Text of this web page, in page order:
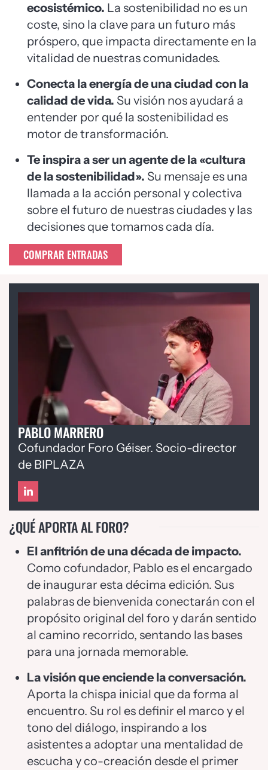
ecosistémico. La sostenibilidad no es un
coste, sino la clave para un futuro más
próspero, que impacta directamente en la
vitalidad de nuestras comunidades.
Conecta la energía de una ciudad con la
calidad de vida. Su visión nos ayudará a
entender por qué la sostenibilidad es
motor de transformación.
Te inspira a ser un agente de la «cultura
de la sostenibilidad». Su mensaje es una
llamada a la acción personal y colectiva
sobre el futuro de nuestras ciudades y las
decisiones que tomamos cada día.
COMPRAR ENTRADAS
PABLO MARRERO
Cofundador Foro Géiser. Socio-director
de BIPLAZA
¿QUÉ APORTA AL FORO?
El anfitrión de una década de impacto.
Como cofundador, Pablo es el encargado
de inaugurar esta décima edición. Sus
palabras de bienvenida conectarán con el
propósito original del foro y darán sentido
al camino recorrido, sentando las bases
para una jornada memorable.
La visión que enciende la conversación.
Aporta la chispa inicial que da forma al
encuentro. Su rol es definir el marco y el
tono del diálogo, inspirando a los
asistentes a adoptar una mentalidad de
escucha y co-creación desde el primer